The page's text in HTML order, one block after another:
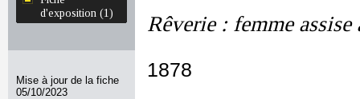
d'exposition (1)
Mise à jour de la fiche
05/10/2023
Rêverie : femme
1878